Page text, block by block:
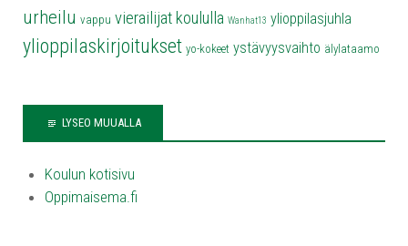
urheilu vappu vierailijat koululla Wanhat13 ylioppilasjuhla
ylioppilaskirjoitukset yo-kokeet ystävyysvaihto älylataamo
LYSEO MUUALLA
Koulun kotisivu
Oppimaisema.fi